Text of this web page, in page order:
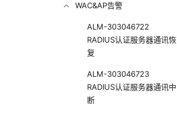
WAC&AP告警
ALM-303046722
RADIUS认证服务器通讯恢
复
ALM-303046723
RADIUS认证服务器通讯中
断